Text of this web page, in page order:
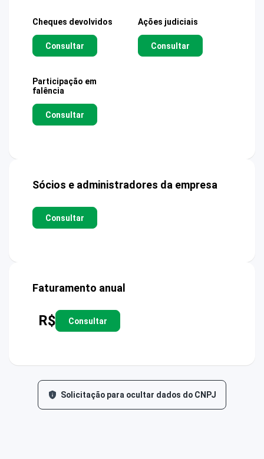
Cheques devolvidos
Consultar
Ações judiciais
Consultar
Participação em
falência
Consultar
Sócios e administradores da empresa
Consultar
Faturamento anual
R$ Consultar
Solicitação para ocultar dados do CNPJ